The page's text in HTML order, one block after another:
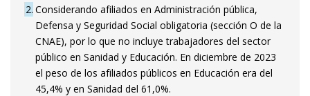
2 Considerando afiliados en Administración pública,
Defensa y Seguridad Social obligatoria (sección O de la
CNAE), por lo que no incluye trabajadores del sector
público en Sanidad y Educación. En diciembre de 2023
el peso de los afiliados públicos en Educación era del
45,4% y en Sanidad del 61,0%.